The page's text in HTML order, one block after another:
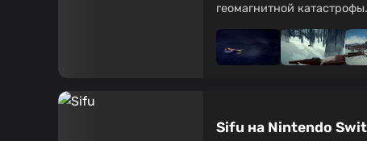
геомагнитной
Sifu на Nintendo